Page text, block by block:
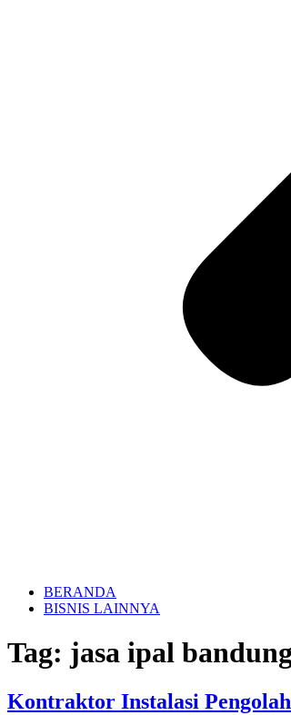
BERANDA
BISNIS LAINNYA
Tag: jasa ipal
Kontraktor Instalasi